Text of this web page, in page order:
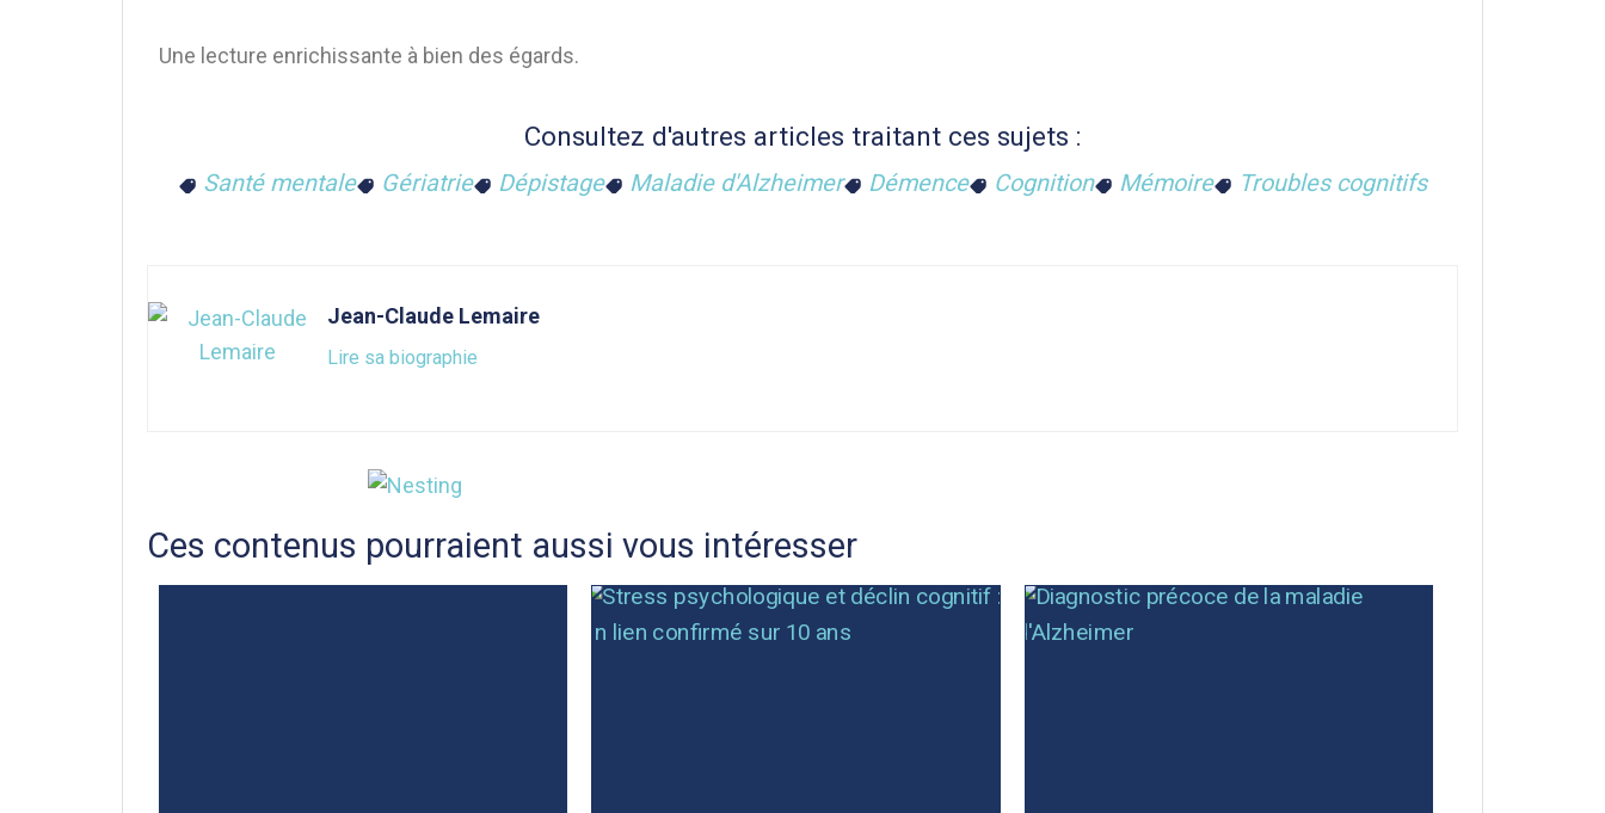
Une lecture enrichissante à bien des égards.
Consultez d'autres articles traitant ces sujets :
Santé mentale Gériatrie Dépistage Maladie d'Alzheimer Démence Cognition Mémoire Troubles cognitifs
Jean-Claude Lemaire
Lire sa biographie
Ces contenus pourraient aussi vous intéresser